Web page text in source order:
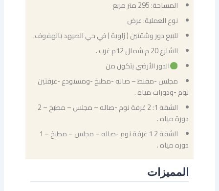
المساحة: 295 متر مربع
نوع العملية: عرض
للبيع دور وشقتين ( زاوية ) في حي الصيهد بالهفوف.
الشارع 20 م شمال 12م غرب .
الدور الأرضي يتكون من
مجلس -مقلط – صاله -مطبخ -ومستودع -غرفتين
نوم -ودورات مياه .
الشقة 1: 2 غرفة نوم -صاله – مجلس – مطبخ – 2
دورة مياه .
الشقة 2 1 غرفة نوم -صاله – مجلس – مطبخ – 1
دوره مياه .
المميزات